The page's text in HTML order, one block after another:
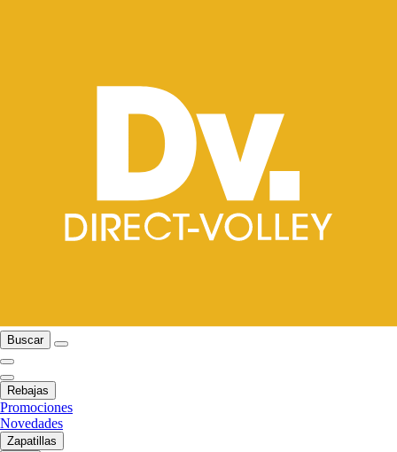
Buscar
Rebajas
Promociones
Novedades
Zapatillas